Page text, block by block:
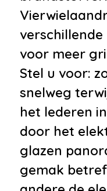
inklapbaar
verstel- en
•
verstelbaar
•
Bumpers in
•
Centrale
•
Dimlichten
voor meer
Stel u voor:
snelweg
het lederen
door het
glazen
gemak